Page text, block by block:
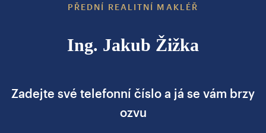
PŘEDNÍ REALITNÍ MAKLÉŘ
Ing. Jakub Žižka
Zadejte své telefonní číslo a já se vám brzy
ozvu